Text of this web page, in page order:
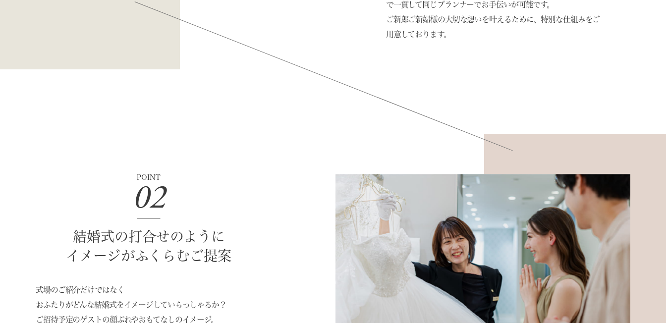
で一貫して同じプランナーでお手伝いが可能です。
ご新郎ご新婦様の大切な想いを叶えるために、特別な仕組みをご
用意しております。
POINT
02
結婚式の打合せのように
イメージがふくらむご提案
式場のご紹介だけではなく
おふたりがどんな結婚式をイメージしていらっしゃるか？
ご招待予定のゲストの顔ぶれやおもてなしのイメージ。